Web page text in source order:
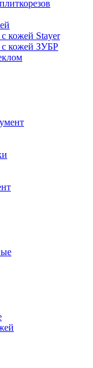
кожей Stayer
с кожей ЗУБР